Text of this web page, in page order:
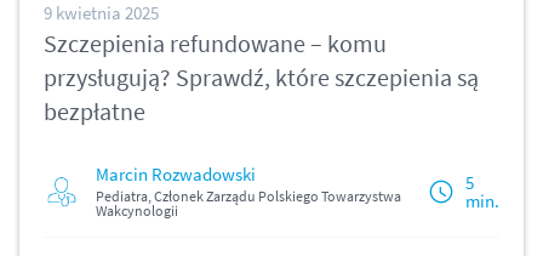
9 kwietnia 2025
Szczepienia refundowane – komu
przysługują? Sprawdź, które szczepienia są
bezpłatne
Marcin Rozwadowski
Pediatra, Członek Zarządu Polskiego Towarzystwa
Wakcynologii
5
min.